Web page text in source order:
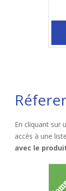
En cliquant sur
accès à une
avec le produit